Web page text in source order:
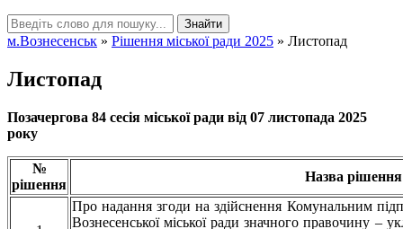
Знайти
м.Вознесенськ » Рішення міської ради 2025 » Листопад
Листопад
Позачергова 84 сесія міської ради від 07 листопада 2025
року
№
рішення
Назва рішення
Про надання згоди на здійснення Комунальним
Вознесенської міської ради значного правочину –